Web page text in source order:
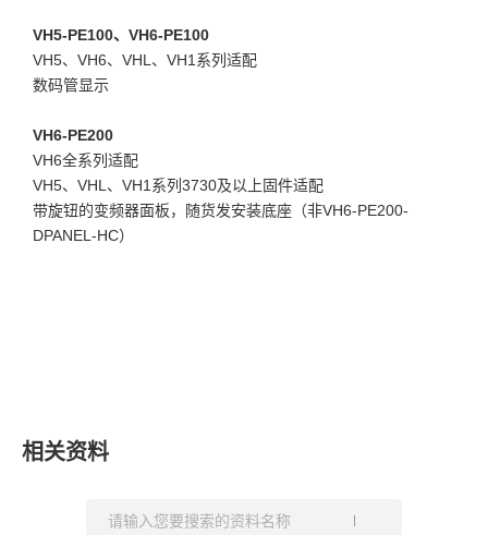
VH5-PE100、VH6-PE100
VH5、VH6、VHL、VH1系列适配
数码管显示
VH6-PE200
VH6全系列适配
VH5、VHL、VH1系列3730及以上固件适配
带旋钮的变频器面板，随货发安装底座（非VH6-PE200-
DPANEL-HC）
相关资料